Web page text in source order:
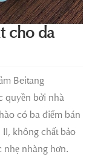
cho da
Beitang
quyền bởi nhà
có ba điểm bán
không chất bảo
nhẹ nhàng hơn.